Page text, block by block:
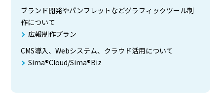
ブランド開発やパンフレットなどグラフィックツール制
作について
広報制作プラン
CMS導入、Webシステム、クラウド活用について
Sima®Cloud/Sima®Biz